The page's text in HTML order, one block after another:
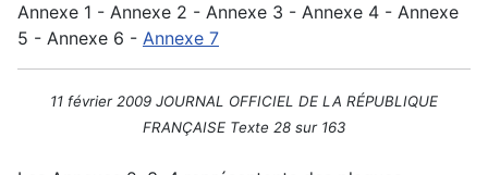
Annexe 1 - Annexe 2 - Annexe 3 - Annexe 4 - Annexe
5 - Annexe 6 - Annexe 7
11 février 2009 JOURNAL OFFICIEL DE LA RÉPUBLIQUE
FRANÇAISE Texte 28 sur 163